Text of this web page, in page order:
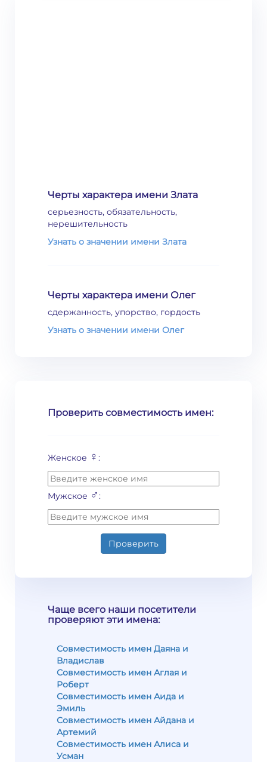
Черты характера имени Злата
серьезность, обязательность,
нерешительность
Узнать о значении имени Злата
Черты характера имени Олег
сдержанность, упорство, гордость
Узнать о значении имени Олег
Проверить совместимость имен:
Женское ♀ :
Мужское ♂:
Проверить
Чаще всего наши посетители
проверяют эти имена:
Совместимость имен Даяна и
Владислав
Совместимость имен Аглая и
Роберт
Совместимость имен Аида и
Эмиль
Совместимость имен Айдана и
Артемий
Совместимость имен Алиса и
Усман